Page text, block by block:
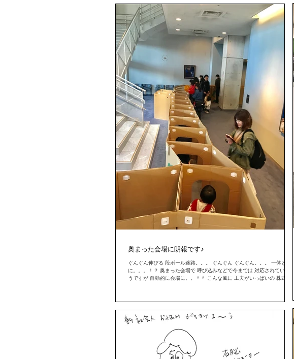
奥まった会場に朗報です♪
ぐんぐん伸びる 段ボール迷路。。。 ぐんぐん ぐんぐん。。。 一体どこ
に。。。！？ 奥まった会場で 呼び込みなどで今までは 対応されていたよ
うですが 自動的に会場に。。＾＾ こんな風に 工夫がいっぱいの 株式会社